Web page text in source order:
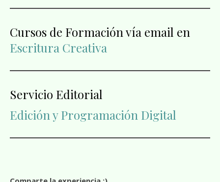
Cursos de Formación vía email en
Escritura Creativa
Servicio Editorial
Edición y Programación Digital